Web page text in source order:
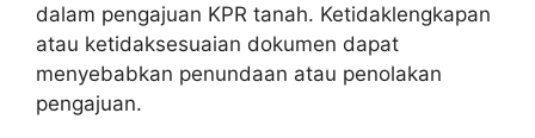
dalam pengajuan KPR tanah. Ketidaklengkapan
atau ketidaksesuaian dokumen dapat
menyebabkan penundaan atau penolakan
pengajuan.